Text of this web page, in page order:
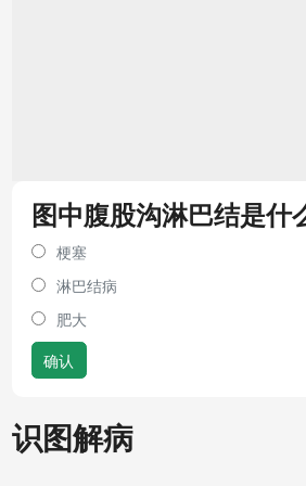
图中腹股沟淋巴结是什
梗塞
淋巴结病
肥大
确认
识图解病